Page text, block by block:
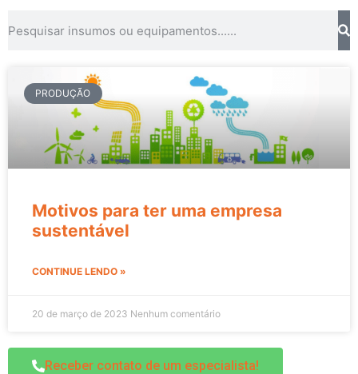
PRODUÇÃO
Motivos para ter uma empresa
sustentável
CONTINUE LENDO »
20 de março de 2023 Nenhum comentário
Receber contato de um especialista!